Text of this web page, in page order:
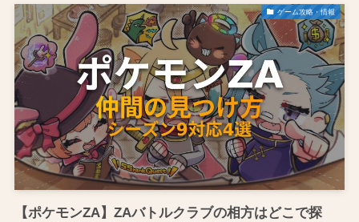
ゲーム攻略・情報
【ポケモンZA】ZAバトルクラブの相方はどこで探